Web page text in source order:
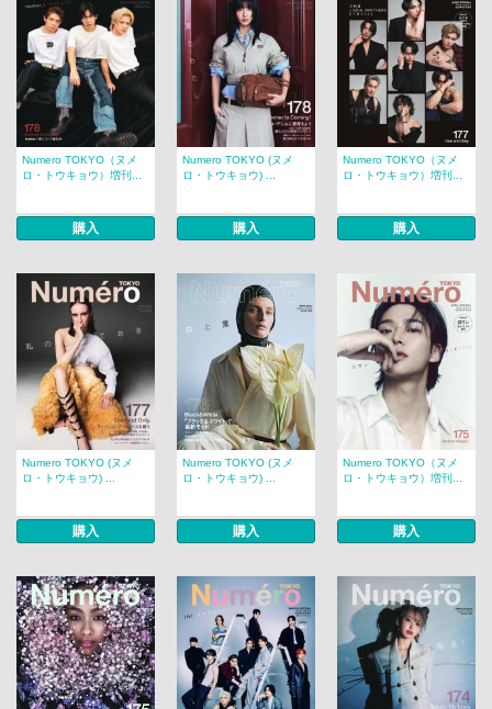
Numero TOKYO（ヌメ
ロ・トウキョウ）増刊...
購入
Numero TOKYO (ヌメ
ロ・トウキョウ) ...
購入
Numero TOKYO（ヌメ
ロ・トウキョウ）増刊...
購入
Numero TOKYO (ヌメ
ロ・トウキョウ) ...
購入
Numero TOKYO (ヌメ
ロ・トウキョウ) ...
購入
Numero TOKYO（ヌメ
ロ・トウキョウ）増刊...
購入